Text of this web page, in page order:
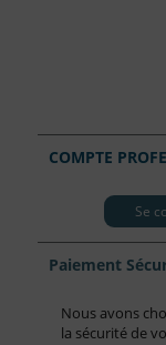
COMPTE
Se
Paiement
Nous avons
la sécurité de